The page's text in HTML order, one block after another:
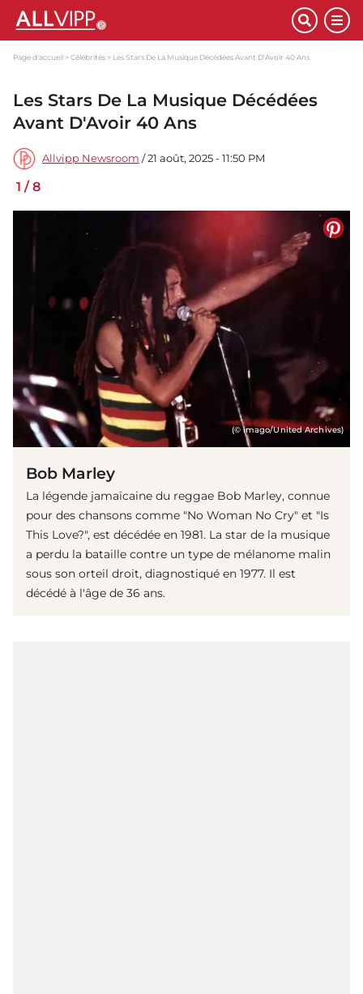
Page d'accueil Célébrités Les Stars De La Musique Décédées Avant D'Avoir 40 Ans
Les Stars De La Musique Décédées
Avant D'Avoir 40 Ans
Allvipp Newsroom / 21 août, 2025 - 11:50 PM
1 /8
(© imago/United Archives)
Bob Marley
La légende jamaïcaine du reggae Bob Marley, connue
pour des chansons comme "No Woman No Cry" et "Is
This Love?", est décédée en 1981. La star de la musique
a perdu la bataille contre un type de mélanome malin
sous son orteil droit, diagnostiqué en 1977. Il est
décédé à l'âge de 36 ans.